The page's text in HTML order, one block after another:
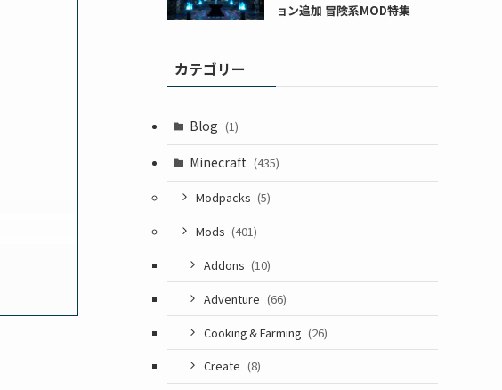
ョン追加 冒険系MOD特集
カテゴリー
Blog (1)
Minecraft (435)
Modpacks (5)
Mods (401)
Addons (10)
Adventure (66)
Cooking & Farming (26)
Create (8)